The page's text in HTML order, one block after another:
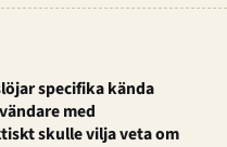
specifika kända
med
skulle vilja veta om